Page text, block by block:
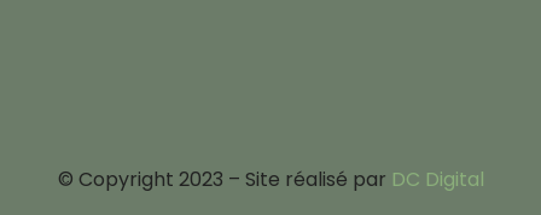
© Copyright 2023 – Site réalisé par DC Digital